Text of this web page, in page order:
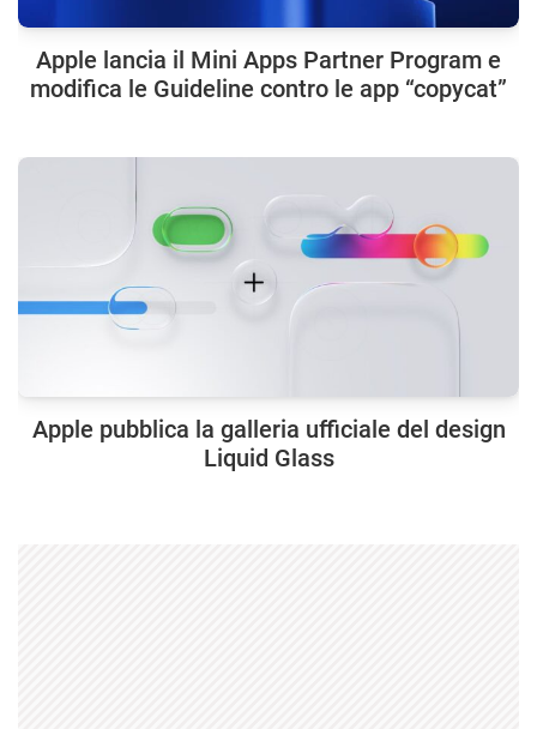
Apple lancia il Mini Apps Partner Program e
modifica le Guideline contro le app “copycat”
Apple pubblica la galleria ufficiale del design
Liquid Glass